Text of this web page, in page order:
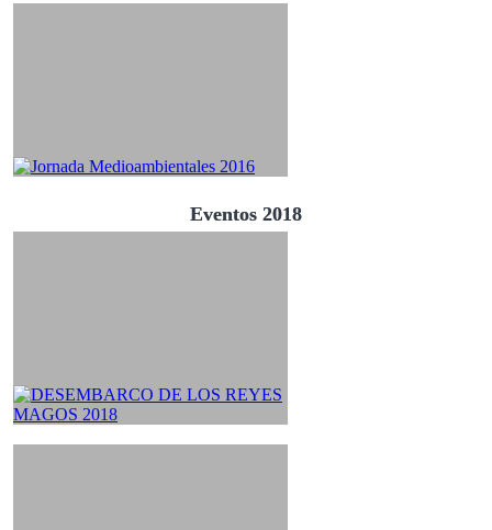
Eventos 2018